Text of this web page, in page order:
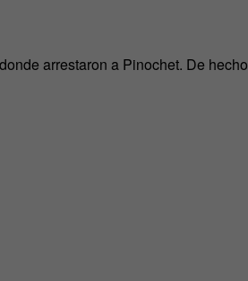
arrestaron a Pinochet. De hecho